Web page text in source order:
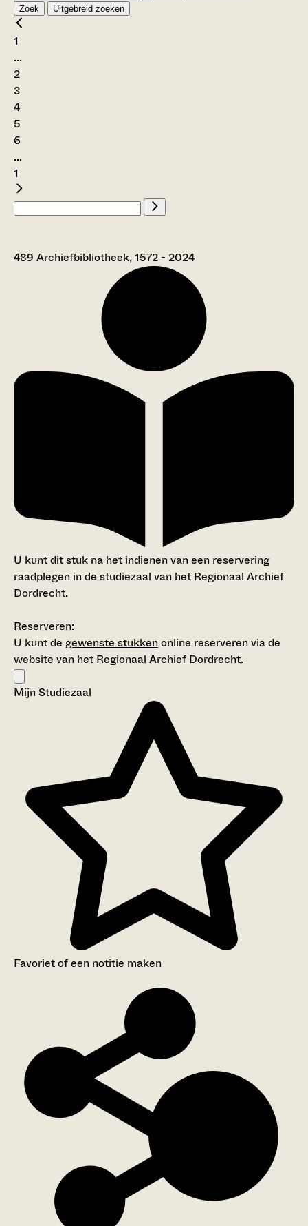
Zoek Uitgebreid zoeken
1
...
2
3
4
5
6
...
1
489 Archiefbibliotheek, 1572 - 2024
U kunt dit stuk na het indienen van een reservering
raadplegen in de studiezaal van het Regionaal Archief
Dordrecht.
Reserveren:
U kunt de gewenste stukkenonline reserveren via de
website van het Regionaal Archief Dordrecht.
Mijn Studiezaal
Favoriet of een notitie maken